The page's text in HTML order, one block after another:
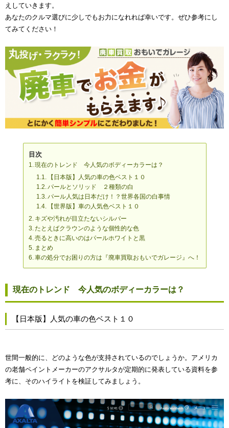
えしていきます。
あなたのクルマ選びに少しでもお力になれれば幸いです。ぜひ参考にし
てみてください！
目次
現在のトレンド 今人気のボディーカラーは？
【日本版】人気の車の色ベスト１０
パールとソリッド ２種類の白
パール人気は日本だけ！？世界各国の白事情
【世界版】車の人気色ベスト１０
キズや汚れが目立たないシルバー
たとえばクラウンのような個性的な色
売るときに高いのはパールホワイトと黒
まとめ
車の処分でお困りの方は『廃車買取おもいでガレージ』へ！
現在のトレンド 今人気のボディーカラーは？
【日本版】人気の車の色ベスト１０
世間一般的に、どのような色が支持されているのでしょうか。アメリカ
の老舗ペイントメーカーのアクサルタが定期的に発表している資料を参
考に、そのハイライトを検証してみましょう。